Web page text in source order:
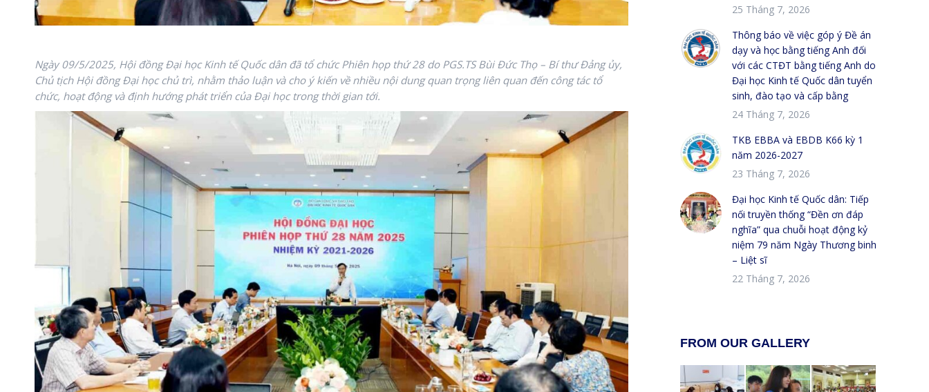
Ngày 09/5/2025, Hội đồng Đại học Kinh tế Quốc dân đã tổ chức Phiên họp thứ 28 do PGS.TS Bùi Đức Thọ – Bí thư Đảng ủy,
Chủ tịch Hội đồng Đại học chủ trì, nhằm thảo luận và cho ý kiến về nhiều nội dung quan trọng liên quan đến công tác tổ
chức, hoạt động và định hướng phát triển của Đại học trong thời gian tới.
25 Tháng 7, 2026
Thông báo về việc góp ý Đề án
dạy và học bằng tiếng Anh đối
với các CTĐT bằng tiếng Anh do
Đại học Kinh tế Quốc dân tuyển
sinh, đào tạo và cấp bằng
24 Tháng 7, 2026
TKB EBBA và EBDB K66 kỳ 1
năm 2026-2027
23 Tháng 7, 2026
Đại học Kinh tế Quốc dân: Tiếp
nối truyền thống “Đền ơn đáp
nghĩa” qua chuỗi hoạt động kỷ
niệm 79 năm Ngày Thương binh
– Liệt sĩ
22 Tháng 7, 2026
FROM OUR GALLERY